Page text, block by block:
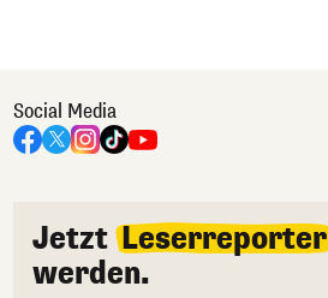
Social Media
Jetzt Leserreporter
werden.